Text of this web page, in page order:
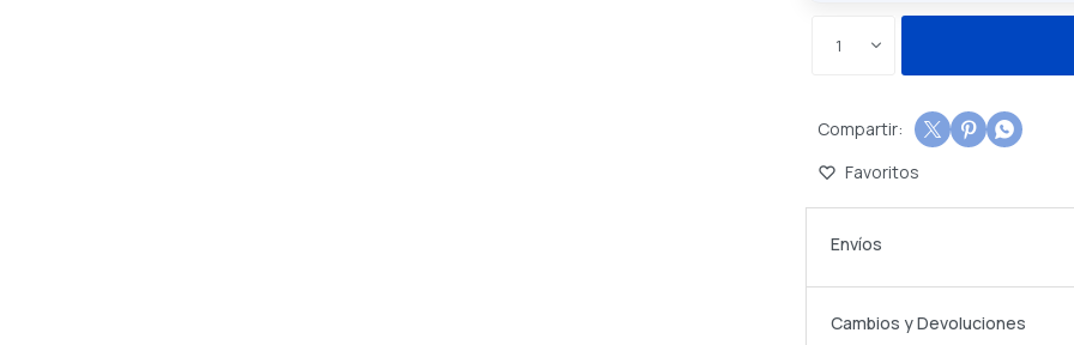
1
  
Envíos
Cambios y Devoluciones